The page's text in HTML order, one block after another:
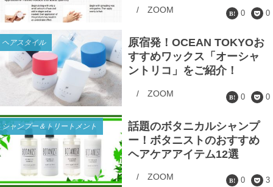
/ ZOOM 0 0
ヘアスタイル
原宿発！OCEAN TOKYOお
すすめワックス「オーシャ
ントリコ」をご紹介！
/ ZOOM 0 0
シャンプー＆トリートメント
話題のボタニカルシャンプ
ー！ボタニストのおすすめ
ヘアケアアイテム12選
/ ZOOM 0 3